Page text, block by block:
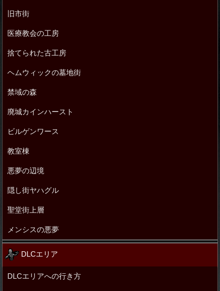
旧市街
医療教会の工房
捨てられた古工房
ヘムウィックの墓地街
禁域の森
廃城カインハースト
ビルゲンワース
教室棟
悪夢の辺境
隠し街ヤハグル
聖堂街上層
メンシスの悪夢
DLCエリア
DLCエリアへの行き方